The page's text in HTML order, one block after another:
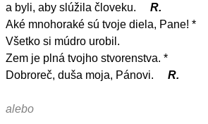
a byli, aby slúžila človeku.
R.
Aké mnohoraké sú tvoje diela, Pane! *
Všetko si múdro urobil.
Zem je plná tvojho stvorenstva. *
Dobroreč, duša moja, Pánovi.
R.
alebo